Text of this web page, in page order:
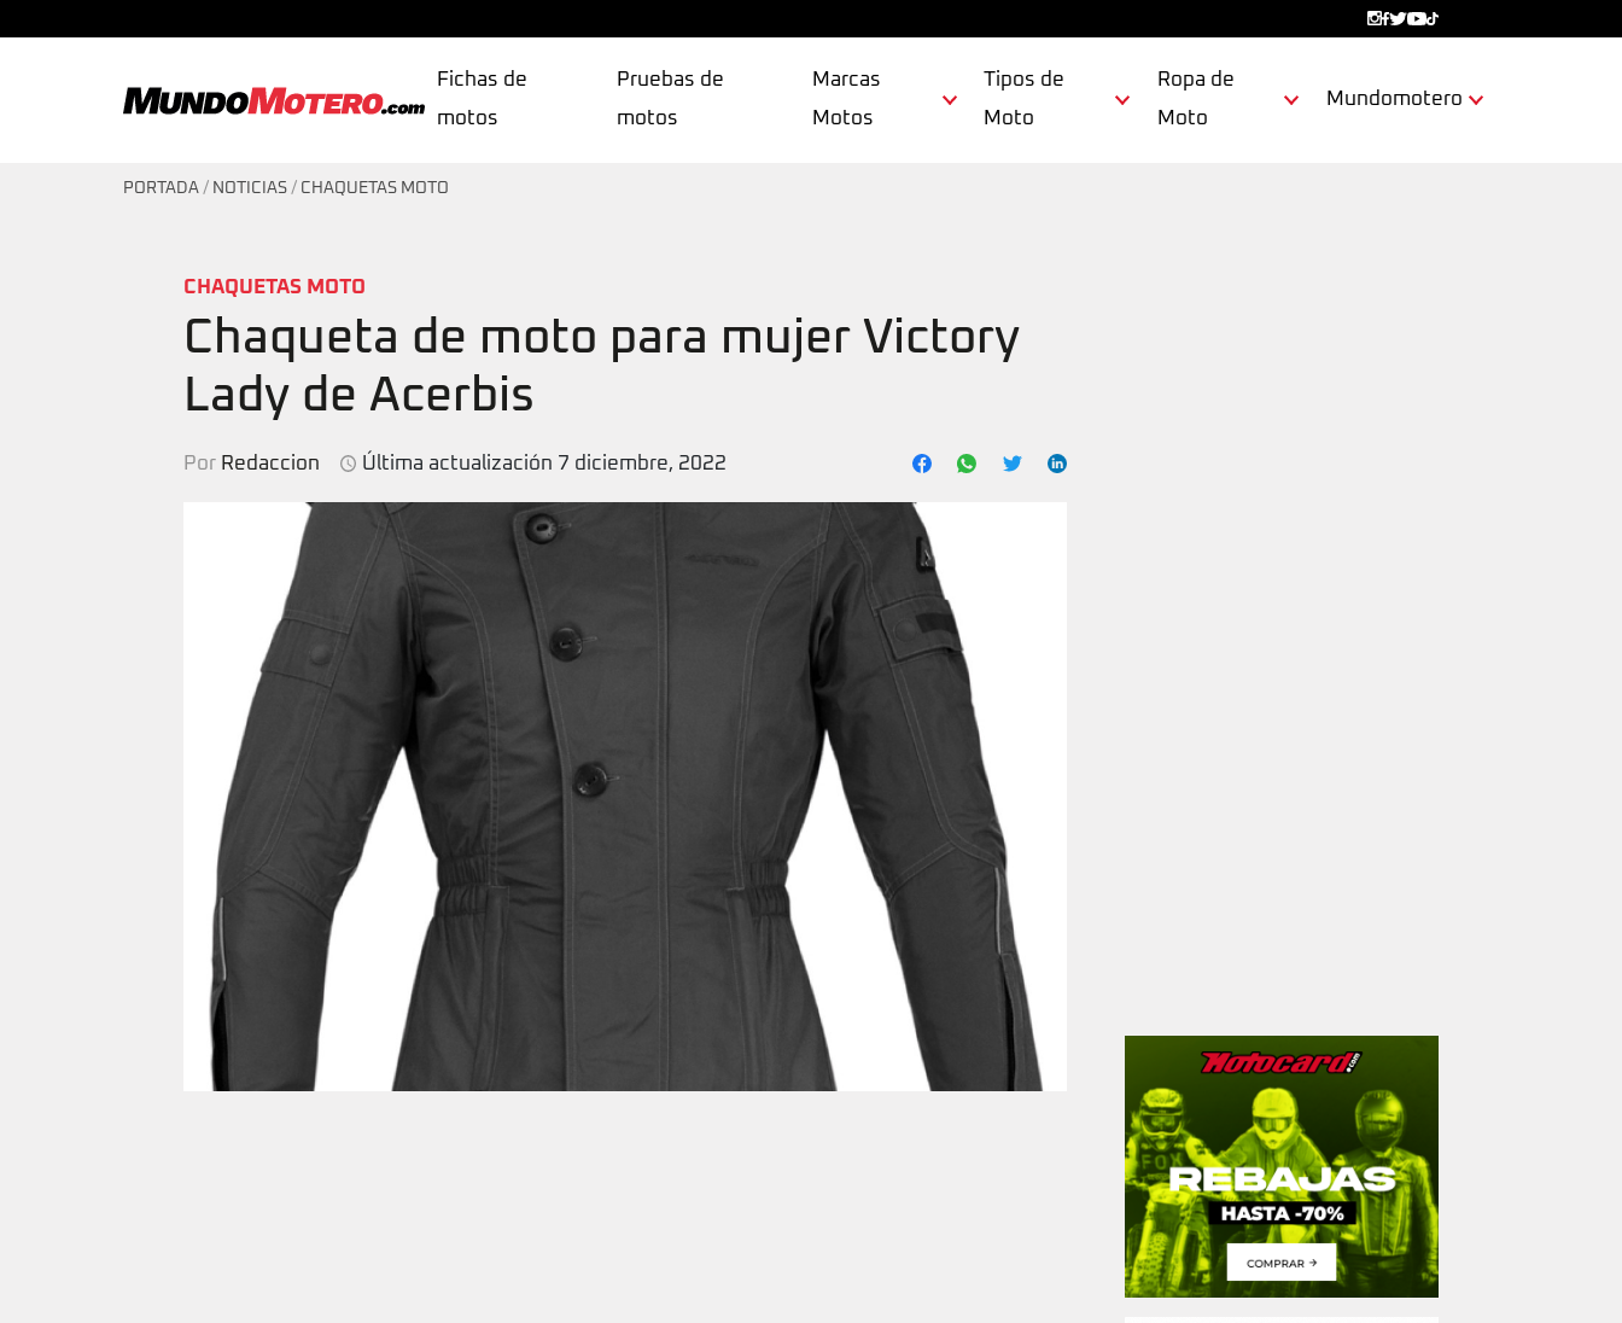
Fichas de
motos
Pruebas de
motos
Marcas
Motos
Tipos de
Moto
Ropa de
Moto
Mundomotero
PORTADA / NOTICIAS / CHAQUETAS MOTO
CHAQUETAS MOTO
Chaqueta de moto para mujer Victory
Lady de Acerbis
Por Redaccion Última actualización 7 diciembre, 2022